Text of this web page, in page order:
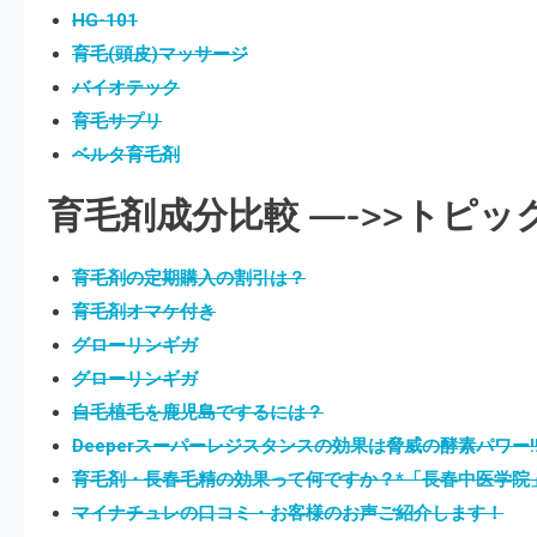
HG-101
育毛(頭皮)マッサージ
バイオテック
育毛サプリ
ベルタ育毛剤
育毛剤成分比較 —->> トピッ
育毛剤の定期購入の割引は？
育毛剤オマケ付き
グローリンギガ
グローリンギガ
自毛植毛を鹿児島でするには？
Deeperスーパーレジスタンスの効果は脅威の酵素パワー
育毛剤・長春毛精の効果って何ですか？*「長春中医学院
マイナチュレの口コミ・お客様のお声ご紹介します！